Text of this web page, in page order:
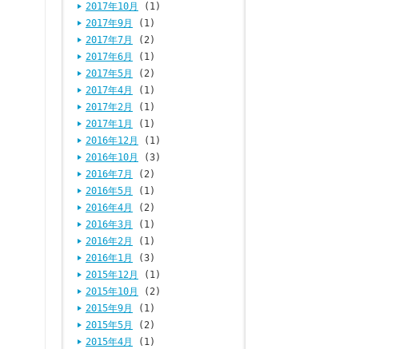
2017年10月
(1)
2017年9月
(1)
2017年7月
(2)
2017年6月
(1)
2017年5月
(2)
2017年4月
(1)
2017年2月
(1)
2017年1月
(1)
2016年12月
(1)
2016年10月
(3)
2016年7月
(2)
2016年5月
(1)
2016年4月
(2)
2016年3月
(1)
2016年2月
(1)
2016年1月
(3)
2015年12月
(1)
2015年10月
(2)
2015年9月
(1)
2015年5月
(2)
2015年4月
(1)